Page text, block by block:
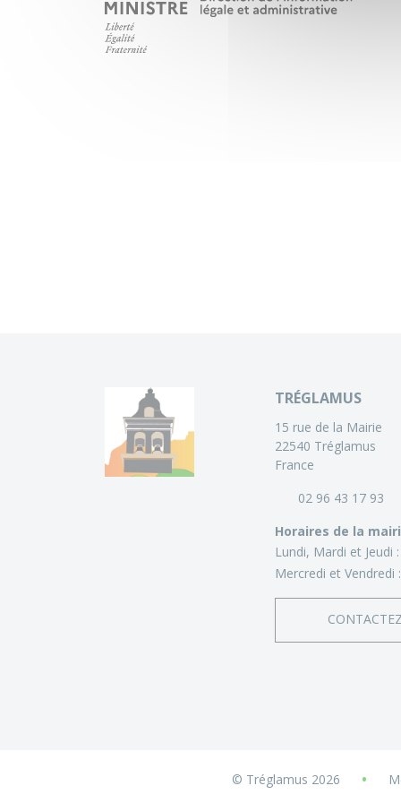
TRÉGLAMUS
15 rue de la Mairie
22540 Tréglamus
France
02 96 43 17 93
Horaires de la
Lundi, Mardi et Jeudi :
Mercredi et Vendredi :
© Tréglamus 2026 •